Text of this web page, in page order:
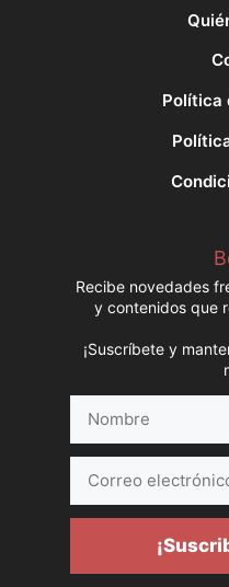
Política
Recibe novedades
y contenidos que
¡Suscríbete y
electrónico